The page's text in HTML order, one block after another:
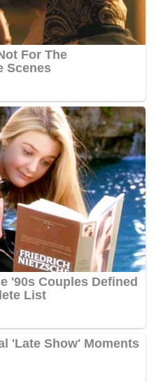
tentang
sebagaimana
Undang-Undang Nomor
Keempat atas
2009 tentang
jo Pasal 20
2023 tentang Kitab
jo Undang-Undang
Penyesuaian Pidana.
Tim Penyidik
Ditjen Gakkum ESDM
dan Pengawasan
telah melakukan
saksi dan ahli dari
dari Pemerintah Provinsi
Ambon, maupun anggota
menyita barang bukti
lokasi, yaitu di Gunung